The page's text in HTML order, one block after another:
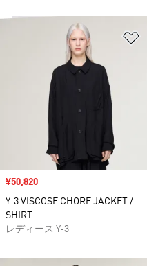
セール価格
¥50,820
Y-3 VISCOSE CHORE JACKET /
SHIRT
レディース Y-3